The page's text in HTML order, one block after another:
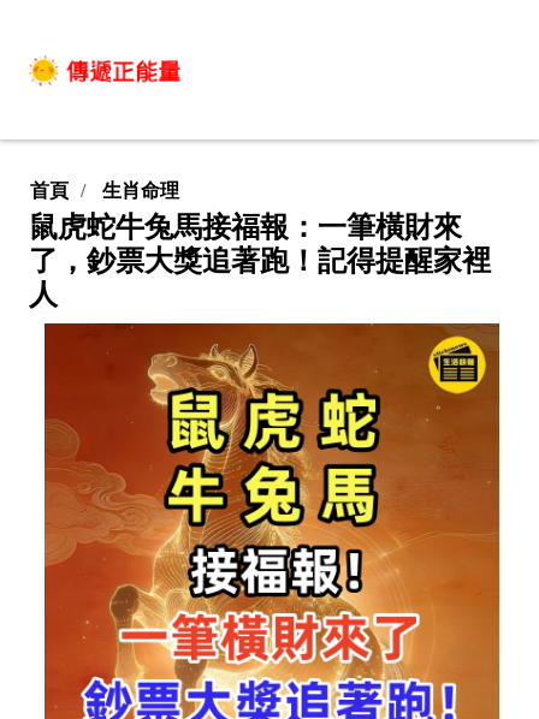
首頁 生肖命理
鼠虎蛇牛兔馬接福報：一筆橫財來
了，鈔票大獎追著跑！記得提醒家裡
人